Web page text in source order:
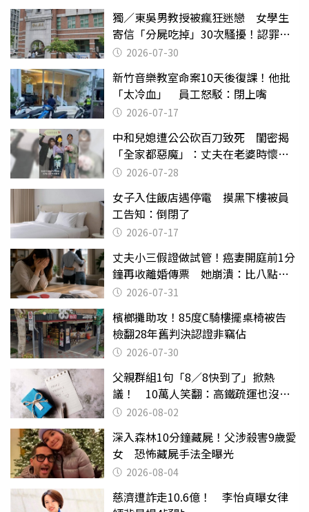
獨／東吳男教授被瘋狂迷戀 女學生
寄信「分屍吃掉」30次騷擾！認罪免
關 2026-07-30
新竹音樂教室命案10天後復課！他批
「太冷血」 員工怒駁：閉上嘴
2026-07-17
中和兒媳遭公公砍百刀致死 閨密揭
「全家都惡魔」：丈夫在老婆時懷孕
摔東西
2026-07-28
女子入住飯店遇停電 摸黑下樓被員
工告知：倒閉了
2026-07-17
丈夫小三假證做試管！癌妻開庭前1分
鐘再收離婚傳票 她崩潰：比八點檔
還扯2026-07-31
檳榔攤助攻！85度C騎樓擺桌椅被告
檢翻28年舊判決認證非竊佔
2026-07-30
父親群組1句「8／8快到了」掀熱
議！ 10萬人笑翻：高鐵疏運也沒列
父親節
2026-08-02
深入森林10分鐘藏屍！父涉殺害9歲愛
女 恐怖藏屍手法全曝光
2026-08-04
慈濟遭詐走10.6億！ 李怡貞曝女律